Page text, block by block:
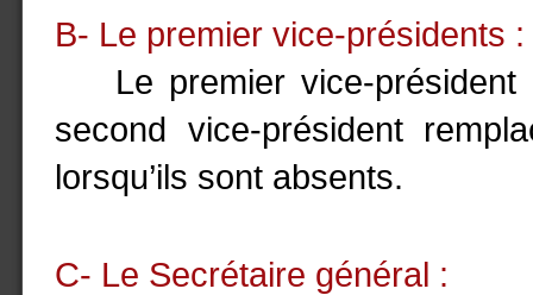
B- Le premier vice-présidents :
Le premier vice-président
second vice-président
lorsqu’ils sont absents.
C- Le Secrétaire général :